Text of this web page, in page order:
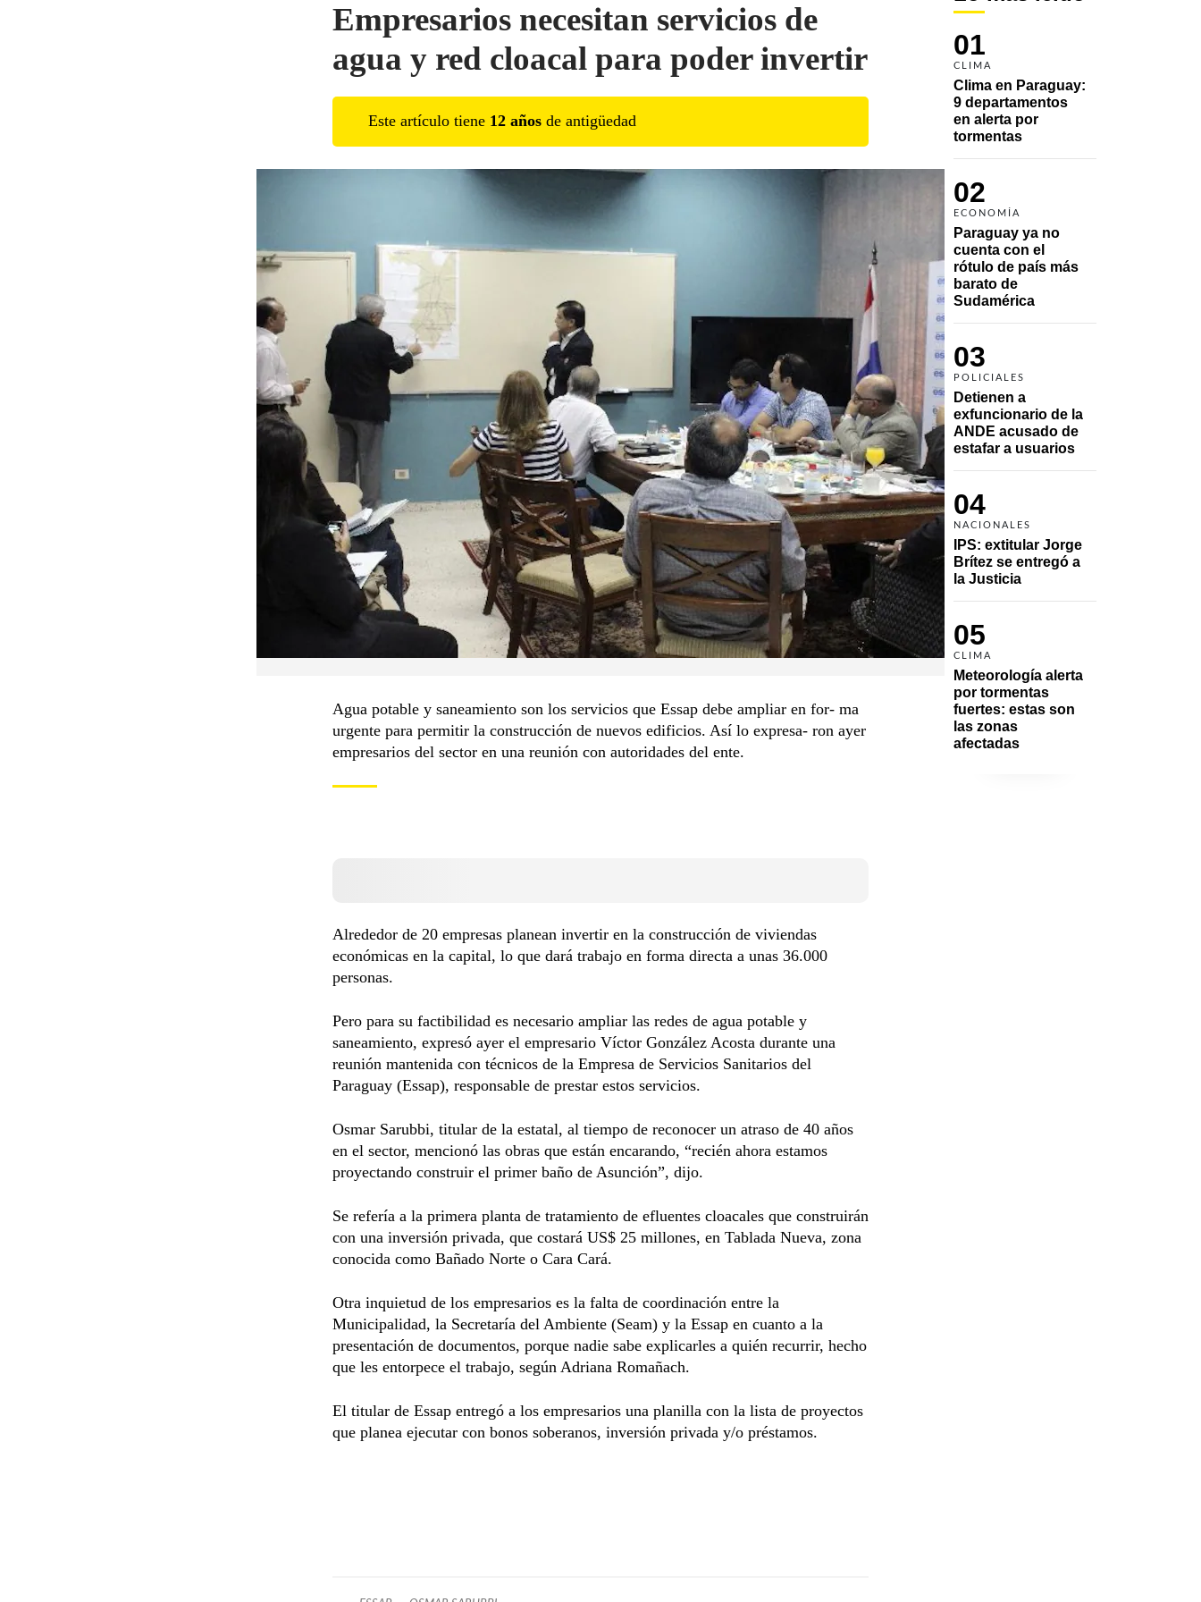
01
CLIMA
Clima en Paraguay:
9 departamentos
en alerta por
tormentas
02
ECONOMÍA
Paraguay ya no
cuenta con el
rótulo de país más
barato de
Sudamérica
03
POLICIALES
Detienen a
exfuncionario de la
ANDE acusado de
estafar a usuarios
04
NACIONALES
IPS: extitular Jorge
Brítez se entregó a
la Justicia
05
CLIMA
Meteorología alerta
por tormentas
fuertes: estas son
las zonas
afectadas
Empresarios necesitan servicios de
agua y red cloacal para poder invertir
Este artículo tiene 12 años de antigüedad
Agua potable y saneamiento son los servicios que Essap debe ampliar en for- ma
urgente para permitir la construcción de nuevos edificios. Así lo expresa- ron ayer
empresarios del sector en una reunión con autoridades del ente.
Alrededor de 20 empresas planean invertir en la construcción de viviendas
económicas en la capital, lo que dará trabajo en forma directa a unas 36.000
personas.
Pero para su factibilidad es necesario ampliar las redes de agua potable y
saneamiento, expresó ayer el empresario Víctor González Acosta durante una
reunión mantenida con técnicos de la Empresa de Servicios Sanitarios del
Paraguay (Essap), responsable de prestar estos servicios.
Osmar Sarubbi, titular de la estatal, al tiempo de reconocer un atraso de 40 años
en el sector, mencionó las obras que están encarando, “recién ahora estamos
proyectando construir el primer baño de Asunción”, dijo.
Se refería a la primera planta de tratamiento de efluentes cloacales que construirán
con una inversión privada, que costará US$ 25 millones, en Tablada Nueva, zona
conocida como Bañado Norte o Cara Cará.
Otra inquietud de los empresarios es la falta de coordinación entre la
Municipalidad, la Secretaría del Ambiente (Seam) y la Essap en cuanto a la
presentación de documentos, porque nadie sabe explicarles a quién recurrir, hecho
que les entorpece el trabajo, según Adriana Romañach.
El titular de Essap entregó a los empresarios una planilla con la lista de proyectos
que planea ejecutar con bonos soberanos, inversión privada y/o préstamos.